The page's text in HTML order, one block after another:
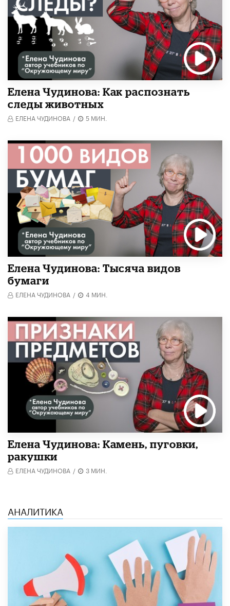
Елена Чудинова: Как распознать
следы животных
ЕЛЕНА ЧУДИНОВА / 5 МИН.
Елена Чудинова: Тысяча видов
бумаги
ЕЛЕНА ЧУДИНОВА / 4 МИН.
Елена Чудинова: Камень, пуговки,
ракушки
ЕЛЕНА ЧУДИНОВА / 3 МИН.
АНАЛИТИКА